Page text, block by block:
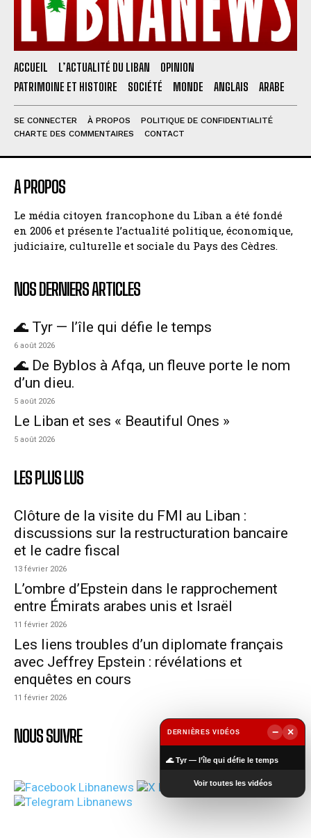
ACCUEIL L’ACTUALITÉ DU LIBAN
OPINION
PATRIMOINE ET HISTOIRE
SOCIÉTÉ MONDE ANGLAIS ARABE
SE CONNECTER À PROPOS
POLITIQUE DE CONFIDENTIALITÉ
CHARTE DES COMMENTAIRES
CONTACT
A PROPOS
Le média citoyen francophone du Liban a été fondé
en 2006 et présente l’actualité politique, économique,
judiciaire, culturelle et sociale du Pays des Cèdres.
NOS DERNIERS ARTICLES
🌊 Tyr — l’île qui défie le temps
6 août 2026
🌊 De Byblos à Afqa, un fleuve porte le nom
d’un dieu.
5 août 2026
Le Liban et ses « Beautiful Ones »
5 août 2026
LES PLUS LUS
Clôture de la visite du FMI au Liban :
discussions sur la restructuration bancaire
et le cadre fiscal
13 février 2026
L’ombre d’Epstein dans le rapprochement
entre Émirats arabes unis et Israël
11 février 2026
Les liens troubles d’un diplomate français
avec Jeffrey Epstein : révélations et
enquêtes en cours
11 février 2026
NOUS SUIVRE DERNIÈRES VIDÉOS −
×
🌊 Tyr — l’île qui défie le temps
Voir toutes les vidéos